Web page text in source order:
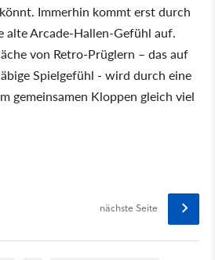
Immerhin kommt erst durch
alte Arcade-Hallen-Gefühl auf.
von Retro-Prüglern – das auf
Spielgefühl - wird durch eine
gemeinsamen Kloppen gleich viel
nächste Seite